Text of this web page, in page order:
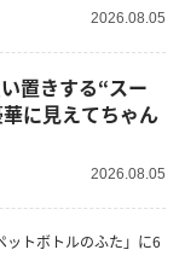
2026.08.05
置きする“スー
に見えてちゃん
2026.08.05
ットボトルのふた」に6